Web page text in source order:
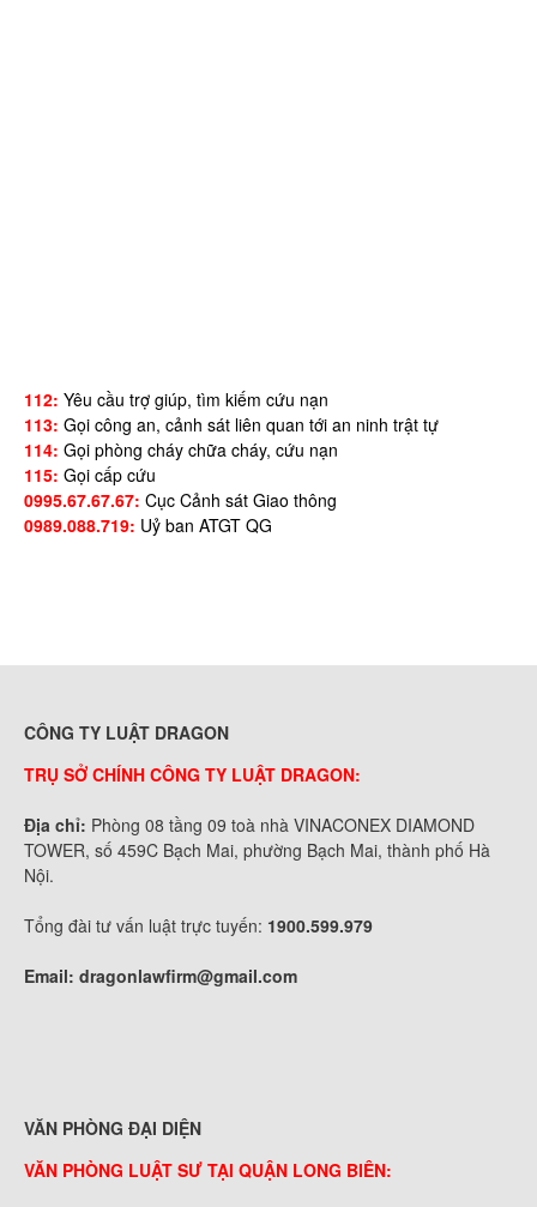
112: Yêu cầu trợ giúp, tìm kiếm cứu nạn
113: Gọi công an, cảnh sát liên quan tới an ninh trật tự
114: Gọi phòng cháy chữa cháy, cứu nạn
115: Gọi cấp cứu
0995.67.67.67: Cục Cảnh sát Giao thông
0989.088.719: Uỷ ban ATGT QG
CÔNG TY LUẬT DRAGON
TRỤ SỞ CHÍNH CÔNG TY LUẬT DRAGON:
Địa chỉ: Phòng 08 tầng 09 toà nhà VINACONEX DIAMOND
TOWER, số 459C Bạch Mai, phường Bạch Mai, thành phố Hà
Nội.
Tổng đài tư vấn luật trực tuyến: 1900.599.979
Email: dragonlawfirm@gmail.com
VĂN PHÒNG ĐẠI DIỆN
VĂN PHÒNG LUẬT SƯ TẠI QUẬN LONG BIÊN: